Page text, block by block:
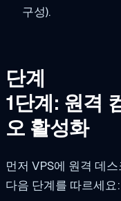
구성).
단계
1단계: 원격
오 활성화
먼저 VPS에 원격 데
다음 단계를 따르세요: